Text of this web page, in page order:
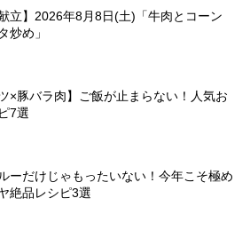
献立】2026年8月8日(土)「牛肉とコーン
炒め」
ツ×豚バラ肉】ご飯が止まらない！人気お
7選
ーだけじゃもったいない！今年こそ極め
絶品レシピ3選